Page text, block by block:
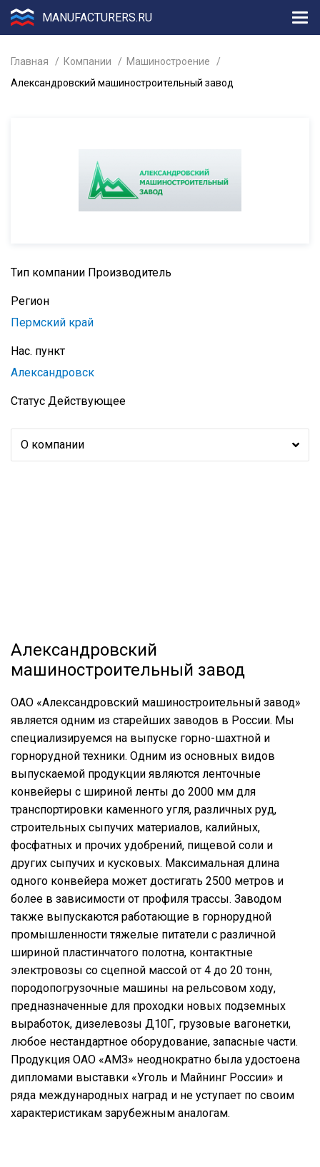
MANUFACTURERS.RU
Главная Компании
Машиностроение
Александровский машиностроительный завод
Тип компании Производитель
Регион
Пермский край
Нас. пункт
Александровск
Статус Действующее
О компании
Александровский
машиностроительный завод
ОАО «Александровский машиностроительный завод»
является одним из старейших заводов в России. Мы
специализируемся на выпуске горно-шахтной и
горнорудной техники. Одним из основных видов
выпускаемой продукции являются ленточные
конвейеры с шириной ленты до 2000 мм для
транспортировки каменного угля, различных руд,
строительных сыпучих материалов, калийных,
фосфатных и прочих удобрений, пищевой соли и
других сыпучих и кусковых. Максимальная длина
одного конвейера может достигать 2500 метров и
более в зависимости от профиля трассы. Заводом
также выпускаются работающие в горнорудной
промышленности тяжелые питатели с различной
шириной пластинчатого полотна, контактные
электровозы со сцепной массой от 4 до 20 тонн,
породопогрузочные машины на рельсовом ходу,
предназначенные для проходки новых подземных
выработок, дизелевозы Д10Г, грузовые вагонетки,
любое нестандартное оборудование, запасные части.
Продукция ОАО «АМЗ» неоднократно была удостоена
дипломами выставки «Уголь и Майнинг России» и
ряда международных наград и не уступает по своим
характеристикам зарубежным аналогам.